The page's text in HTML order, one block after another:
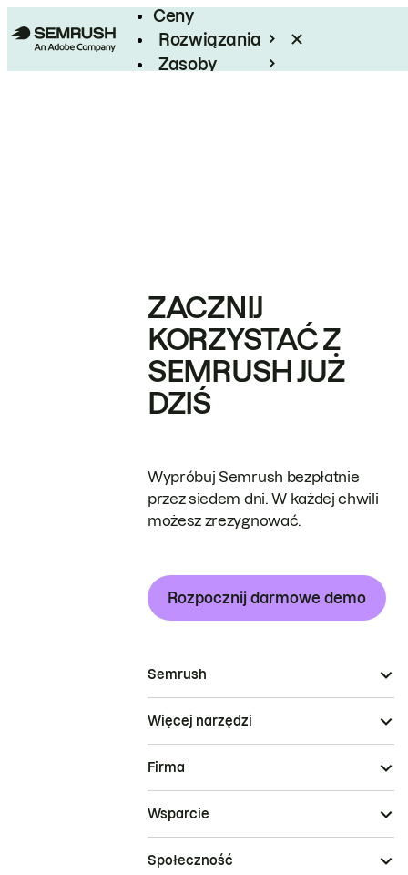
Ceny
Rozwiązania
Zasoby
ZACZNIJ
KORZYSTAĆ Z
SEMRUSH JUŻ
DZIŚ
Wypróbuj Semrush bezpłatnie
przez siedem dni. W każdej chwili
możesz zrezygnować.
Rozpocznij darmowe demo
Semrush
Więcej narzędzi
Firma
Wsparcie
Społeczność